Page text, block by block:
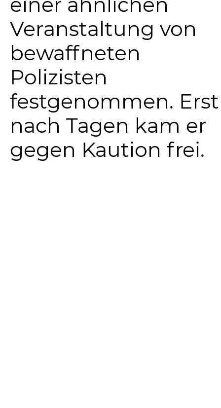
Veranstaltung von
bewaffneten
Polizisten
festgenommen. Erst
nach Tagen kam er
gegen Kaution frei.